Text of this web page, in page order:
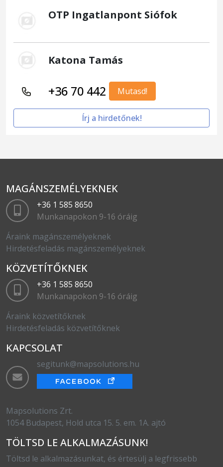
OTP Ingatlanpont Siófok
Katona Tamás
+36 70 442 Mutasd!
Írj a hirdetőnek!
MAGÁNSZEMÉLYEKNEK
+36 1 585 8650
Munkanapokon 9-16 óráig
Áraink magánszemélyeknek
Hirdetésfeladás magánszemélyeknek
KÖZVETÍTŐKNEK
+36 1 585 8650
Munkanapokon 9-16 óráig
Áraink közvetítőknek
Hirdetésfeladás közvetítőknek
KAPCSOLAT
segitunk@mapsolutions.hu
Mapsolutions Zrt.
1054 Budapest, Hold utca 15. 5. em. 1A. ajtó
TÖLTSD LE ALKALMAZÁSUNK!
Töltsd le alkalmazásunkat, és értesülj a legfrissebb